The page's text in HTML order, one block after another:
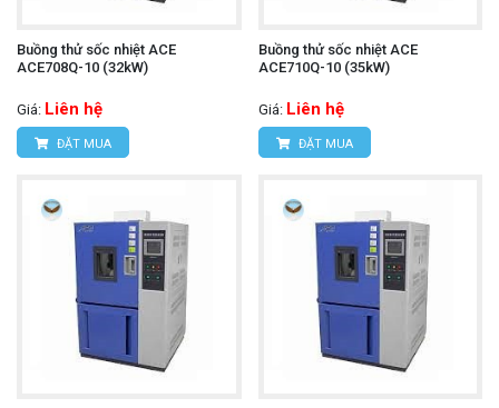
Buồng thử sốc nhiệt ACE
ACE708Q-10 (32kW)
Giá: Liên hệ
ĐẶT MUA
Buồng thử sốc nhiệt ACE
ACE710Q-10 (35kW)
Giá: Liên hệ
ĐẶT MUA